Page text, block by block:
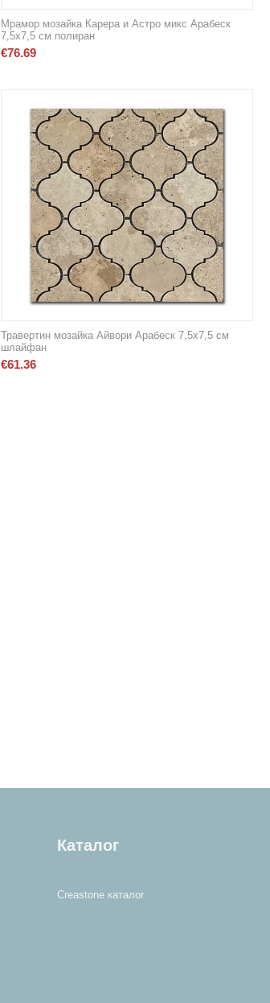
Мрамор мозайка Карера и Астро микс Арабеск
7,5х7,5 см полиран
€76.69
Травертин мозайка Айвори Арабеск 7,5х7,5 см
шлайфан
€61.36
Каталог
Creastone каталог